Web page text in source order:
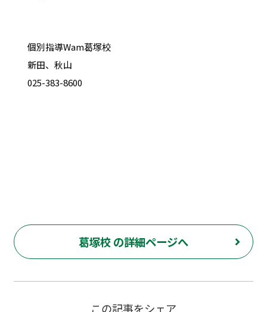
個別指導Wam葛塚校
新田、秋山
025-383-8600
葛塚校 の詳細ページへ
この記事をシェア